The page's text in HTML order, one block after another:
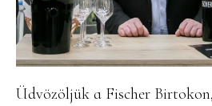
Üdvözöljük a Fischer